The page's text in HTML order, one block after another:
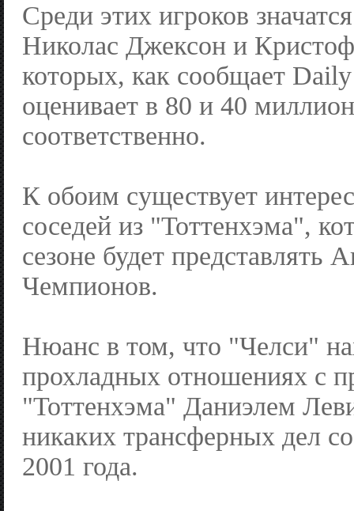
Среди этих игроков
Николас Джексон и
которых, как сообщает
оценивает в 80 и 40
соответственно.
К обоим существует
соседей из "Тоттенхэма",
сезоне будет представлять
Чемпионов.
Нюанс в том, что "Челси"
прохладных отношениях с
"Тоттенхэма" Даниэлем
никаких трансферных дел
2001 года.